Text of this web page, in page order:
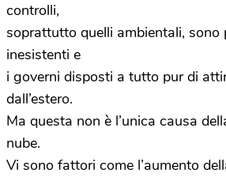
controlli,
soprattutto quelli ambientali, sono
inesistenti e
i governi disposti a tutto pur di
dall’estero.
Ma questa non è l’unica causa
nube.
Vi sono fattori come l’aumento